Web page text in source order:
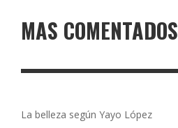
MAS COMENTADOS
La belleza según Yayo López